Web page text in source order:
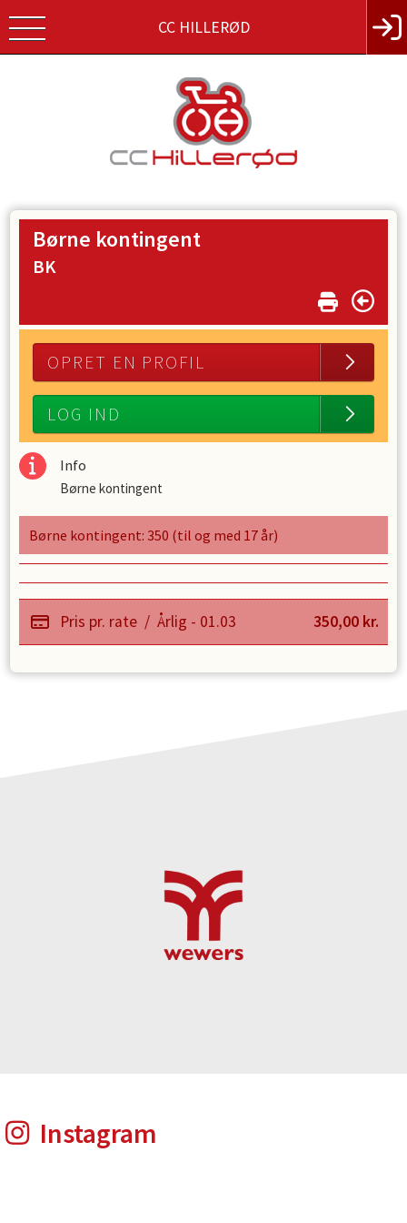
CC HILLERØD
Børne kontingent
BK
OPRET EN PROFIL
LOG IND
Info
Børne kontingent
Børne kontingent: 350 (til og med 17 år)
Pris pr. rate / Årlig - 01.03 350,00 kr.
Instagram